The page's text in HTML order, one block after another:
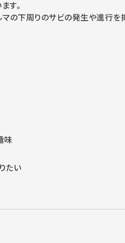
す。
マの下周りのサビの発生や進行を
味
たい